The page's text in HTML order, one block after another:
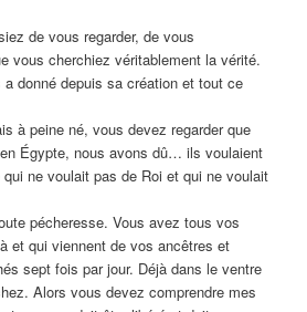
de vous regarder, de vous
vous cherchiez véritablement la vérité.
donné depuis sa création et tout ce
à peine né, vous devez regarder que
Égypte, nous avons dû… ils voulaient
qui ne voulait pas de Roi et qui ne voulait
pécheresse. Vous avez tous vos
et qui viennent de vos ancêtres et
sept fois par jour. Déjà dans le ventre
Alors vous devez comprendre mes